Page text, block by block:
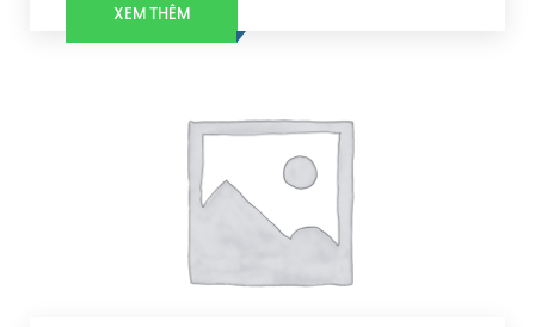
XEM THÊM